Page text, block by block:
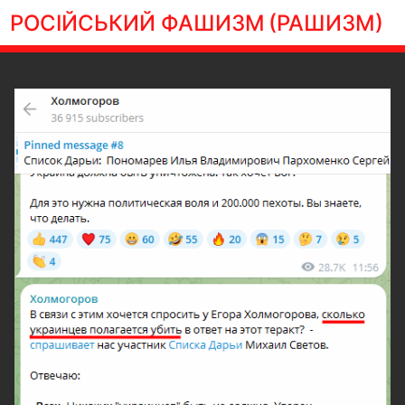
РОСІЙСЬКИЙ ФАШИЗМ (РАШИЗМ)